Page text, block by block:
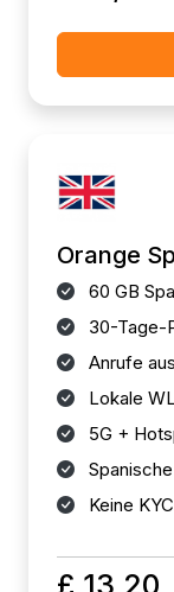
Orange
60 GB
30-Tage-
Anrufe
Lokale
5G +
Keine
£ 13,20